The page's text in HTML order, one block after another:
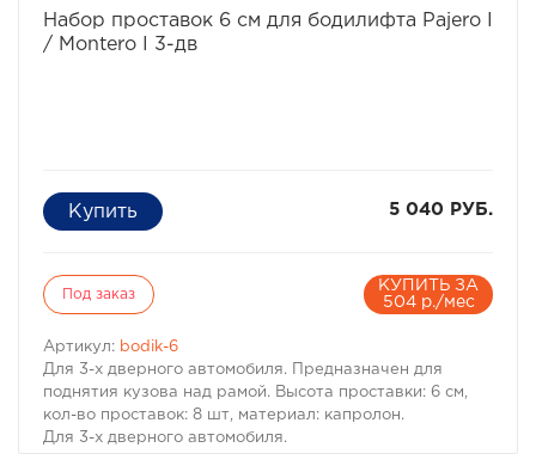
Набор проставок 6 см для бодилифта Pajero I
/ Montero I 3-дв
5 040 РУБ.
Под заказ
КУПИТЬ ЗА
504 р./мес
Артикул: bodik-6
Для 3-х дверного автомобиля. Предназначен для
поднятия кузова над рамой. Высота проставки: 6 см,
кол-во проставок: 8 шт, материал: капролон.
Для 3-х дверного автомобиля.